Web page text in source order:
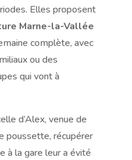
Elles proposent
Marne-la-Vallée
complète, avec
ou des
qui vont à
d’Alex, venue de
poussette, récupérer
à la gare leur a évité